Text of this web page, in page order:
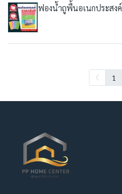
ฟองน้ำถูพื้นอเนกประสงค์
1